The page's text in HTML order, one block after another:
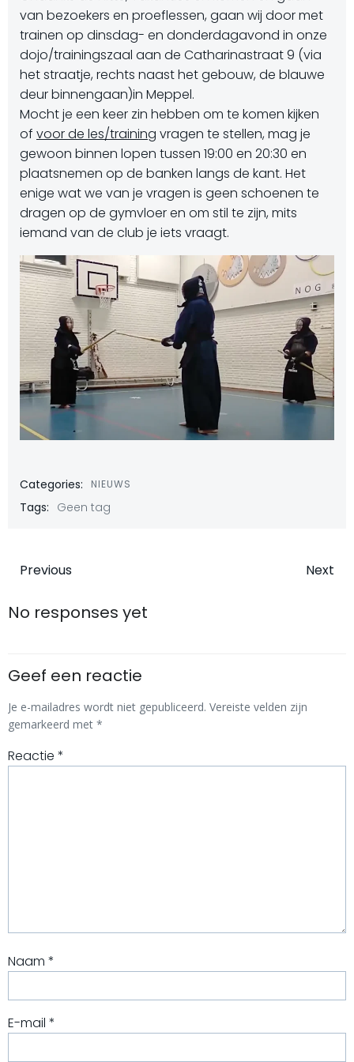
van bezoekers en proeflessen, gaan wij door met
trainen op dinsdag- en donderdagavond in onze
dojo/trainingszaal aan de Catharinastraat 9 (via
het straatje, rechts naast het gebouw, de blauwe
deur binnengaan)in Meppel.
Mocht je een keer zin hebben om te komen kijken
of voor de les/training vragen te stellen, mag je
gewoon binnen lopen tussen 19:00 en 20:30 en
plaatsnemen op de banken langs de kant. Het
enige wat we van je vragen is geen schoenen te
dragen op de gymvloer en om stil te zijn, mits
iemand van de club je iets vraagt.
Categories: NIEUWS
Tags: Geen tag
Bericht
navigatie
Previous Next
No responses yet
Geef een reactie
Je e-mailadres wordt niet gepubliceerd. Vereiste velden zijn
gemarkeerd met *
Reactie *
Naam *
E-mail *